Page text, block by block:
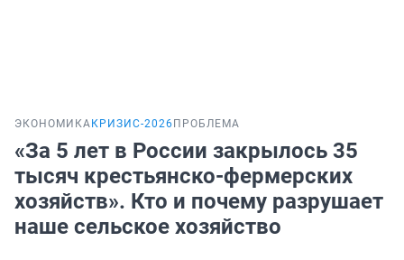
ЭКОНОМИКА КРИЗИС-2026 ПРОБЛЕМА
«За 5 лет в России закрылось 35
тысяч крестьянско-фермерских
хозяйств». Кто и почему разрушает
наше сельское хозяйство